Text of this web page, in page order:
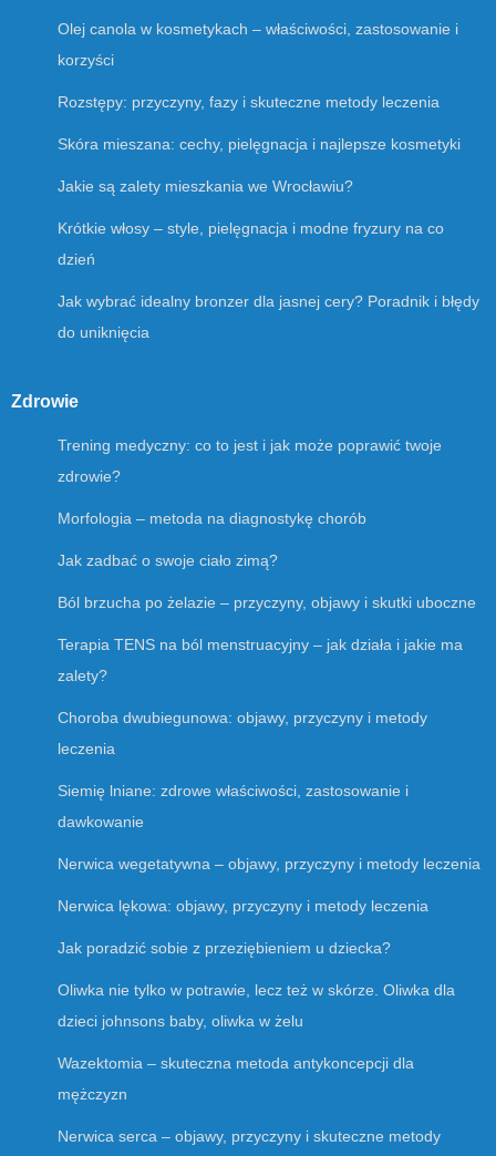
Olej canola w kosmetykach – właściwości, zastosowanie i
korzyści
Rozstępy: przyczyny, fazy i skuteczne metody leczenia
Skóra mieszana: cechy, pielęgnacja i najlepsze kosmetyki
Jakie są zalety mieszkania we Wrocławiu?
Krótkie włosy – style, pielęgnacja i modne fryzury na co
dzień
Jak wybrać idealny bronzer dla jasnej cery? Poradnik i błędy
do uniknięcia
Zdrowie
Trening medyczny: co to jest i jak może poprawić twoje
zdrowie?
Morfologia – metoda na diagnostykę chorób
Jak zadbać o swoje ciało zimą?
Ból brzucha po żelazie – przyczyny, objawy i skutki uboczne
Terapia TENS na ból menstruacyjny – jak działa i jakie ma
zalety?
Choroba dwubiegunowa: objawy, przyczyny i metody
leczenia
Siemię lniane: zdrowe właściwości, zastosowanie i
dawkowanie
Nerwica wegetatywna – objawy, przyczyny i metody leczenia
Nerwica lękowa: objawy, przyczyny i metody leczenia
Jak poradzić sobie z przeziębieniem u dziecka?
Oliwka nie tylko w potrawie, lecz też w skórze. Oliwka dla
dzieci johnsons baby, oliwka w żelu
Wazektomia – skuteczna metoda antykoncepcji dla
mężczyzn
Nerwica serca – objawy, przyczyny i skuteczne metody